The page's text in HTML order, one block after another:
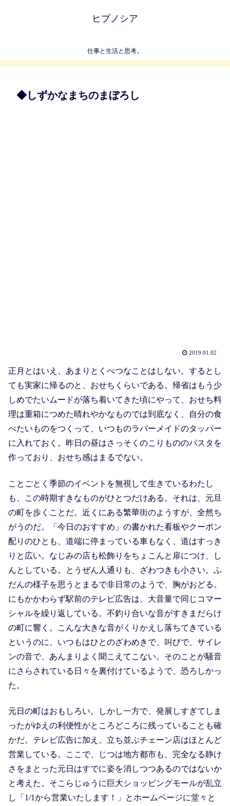
ヒプノシア
仕事と生活と思考。
◆しずかなまちのまぼろし
2019.01.02
正月とはいえ、あまりとくべつなことはしない。するとし
ても実家に帰るのと、おせちくらいである。帰省はもう少
しめでたいムードが落ち着いてきた頃にやって、おせち料
理は重箱につめた晴れやかなものでは到底なく、自分の食
べたいものをつくって、いつものラバーメイドのタッパー
に入れておく。昨日の昼はさっそくのこりもののパスタを
作っており、おせち感はまるでない。
ことごとく季節のイベントを無視して生きているわたし
も、この時期すきなものがひとつだけある。それは、元旦
の町を歩くことだ。近くにある繁華街のようすが、全然ち
がうのだ。「今日のおすすめ」の書かれた看板やクーポン
配りのひとも、道端に停まっている車もなく、道はすっき
りと広い。なじみの店も松飾りをちょこんと扉につけ、し
んとしている。とうぜん人通りも、ざわつきも小さい。ふ
だんの様子を思うとまるで非日常のようで、胸がおどる。
にもかかわらず駅前のテレビ広告は、大音量で同じコマー
シャルを繰り返している。不釣り合いな音がすきまだらけ
の町に響く。こんな大きな音がくりかえし落ちてきている
というのに、いつもはひとのざわめきで、叫びで、サイレ
ンの音で、あんまりよく聞こえてこない。そのことが騒音
にさらされている日々を裏付けているようで、恐ろしかっ
た。
元日の町はおもしろい。しかし一方で、発展しすぎてしま
ったがゆえの利便性がところどころに残っていることも確
かだ。テレビ広告に加え、立ち並ぶチェーン店はほとんど
営業している。ここで、じつは地方都市も、完全なる静け
さをまとった元日はすでに姿を消しつつあるのではないか
と考えた。そこらじゅうに巨大ショッピングモールが乱立
し「1/1から営業いたします！」とホームページに堂々と